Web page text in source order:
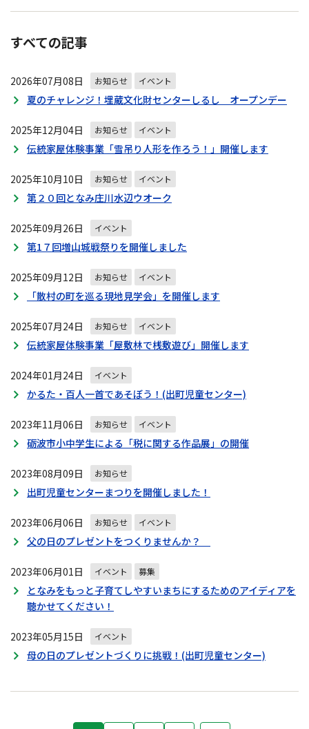
ト
の
ビ
ゲ
シ
ョ
すべての記事
2026年07月08日 お知らせ イベント
夏のチャレンジ！埋蔵文化財センターしるし オープンデー
2025年12月04日 お知らせ イベント
伝統家屋体験事業「雪吊り人形を作ろう！」開催します
2025年10月10日 お知らせ イベント
第２０回となみ庄川水辺ウオーク
2025年09月26日 イベント
第1７回増山城戦祭りを開催しました
2025年09月12日 お知らせ イベント
「散村の町を巡る現地見学会」を開催します
2025年07月24日 お知らせ イベント
伝統家屋体験事業「屋敷林で桟敷遊び」開催します
2024年01月24日 イベント
かるた・百人一首であそぼう！(出町児童センター)
2023年11月06日 お知らせ イベント
砺波市小中学生による「税に関する作品展」の開催
2023年08月09日 お知らせ
出町児童センターまつりを開催しました！
2023年06月06日 お知らせ イベント
父の日のプレゼントをつくりませんか？
2023年06月01日 イベント 募集
となみをもっと子育てしやすいまちにするためのアイディアを
聴かせてください！
2023年05月15日 イベント
母の日のプレゼントづくりに挑戦！(出町児童センター)